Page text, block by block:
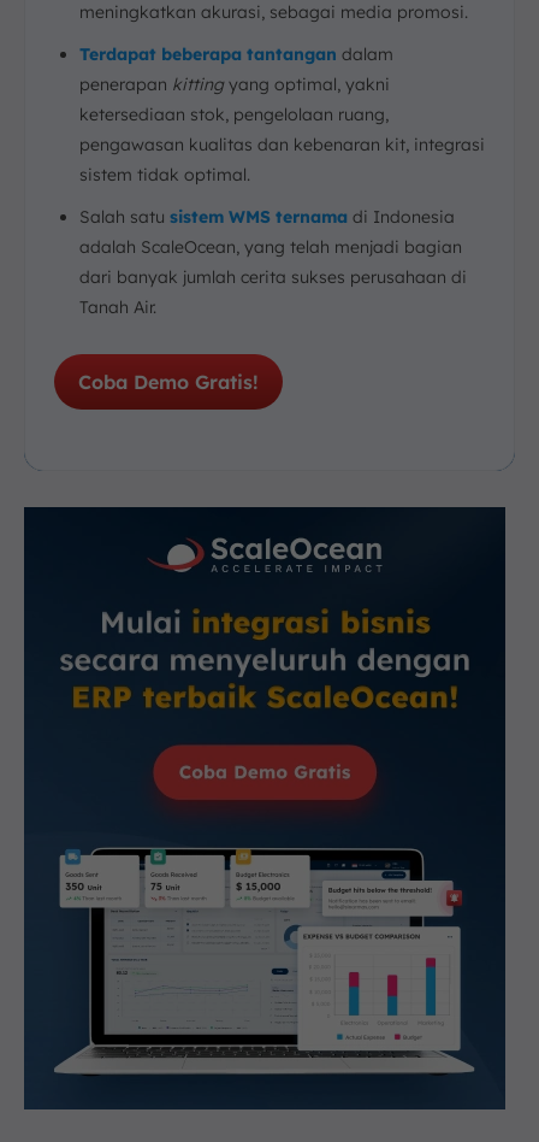
meningkatkan akurasi, sebagai media promosi.
Terdapat beberapa tantangan dalam
penerapan kittingyang optimal, yakni
ketersediaan stok, pengelolaan ruang,
pengawasan kualitas dan kebenaran kit, integrasi
sistem tidak optimal.
Salah satu sistem WMS ternama di Indonesia
adalah ScaleOcean, yang telah menjadi bagian
dari banyak jumlah cerita sukses perusahaan di
Tanah Air.
Coba Demo Gratis!